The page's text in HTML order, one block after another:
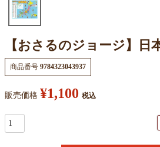
【おさるのジョージ】日
商品番号 9784323043937
販売価格 ¥1,100 税込